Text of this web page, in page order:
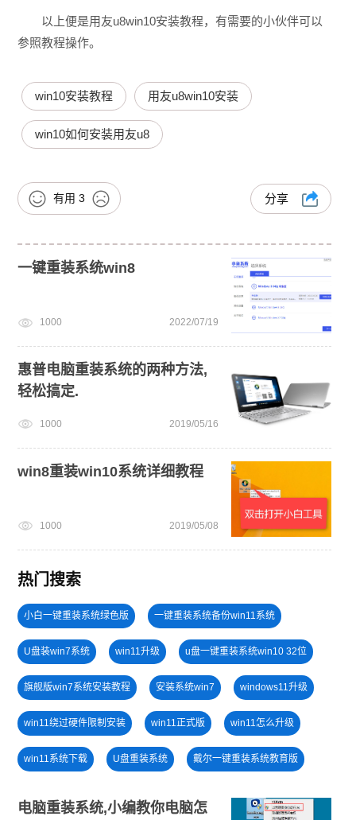
以上便是用友u8win10安装教程，有需要的小伙伴可以
参照教程操作。
win10安装教程 用友u8win10安装
win10如何安装用友u8
有用 3 分享
一键重装系统win8
1000 2022/07/19
惠普电脑重装系统的两种方法,
轻松搞定.
1000 2019/05/16
win8重装win10系统详细教程
1000 2019/05/08
热门搜索
小白一键重装系统绿色版 一键重装系统备份win11系统
U盘装win7系统 win11升级 u盘一键重装系统win10 32位
旗舰版win7系统安装教程 安装系统win7 windows11升级
win11绕过硬件限制安装 win11正式版 win11怎么升级
win11系统下载 U盘重装系统 戴尔一键重装系统教育版
电脑重装系统,小编教你电脑怎